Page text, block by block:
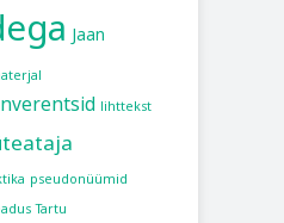
Jaan
lihttekst
pseudonüümid
Tartu